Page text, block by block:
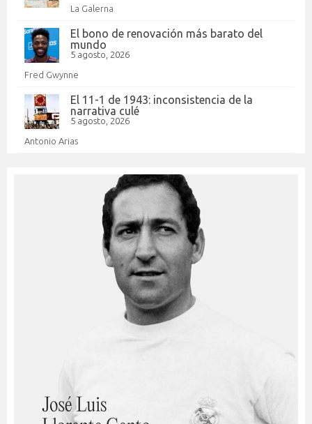
La Galerna
El bono de renovación más barato del
mundo
5 agosto, 2026
Fred Gwynne
El 11-1 de 1943: inconsistencia de la
narrativa culé
5 agosto, 2026
Antonio Arias